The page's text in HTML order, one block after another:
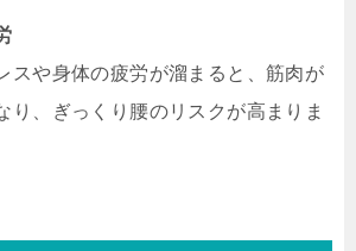
スや身体の疲労が溜まると、筋肉が
り、ぎっくり腰のリスクが高まりま